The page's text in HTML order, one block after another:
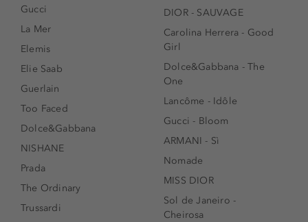
Gucci
La Mer
Elemis
Elie Saab
Guerlain
Too Faced
Dolce&Gabbana
NISHANE
Prada
The Ordinary
Trussardi
DIOR - SAUVAGE
Carolina Herrera - Good
Girl
Dolce&Gabbana - The
One
Lancôme - Idôle
Gucci - Bloom
ARMANI - Sì
Nomade
MISS DIOR
Sol de Janeiro -
Cheirosa